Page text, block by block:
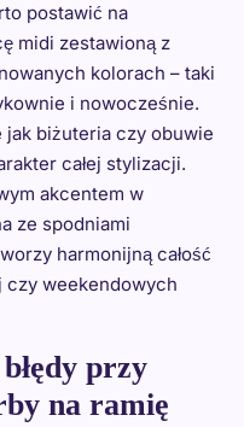
postawić na
midi zestawioną z
kolorach – taki
i nowocześnie.
jak biżuteria czy obuwie
całej stylizacji.
akcentem w
ze spodniami
harmonijną całość
czy weekendowych
przy
na ramię